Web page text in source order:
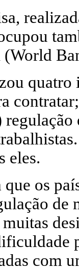
eles.
que os
de
com